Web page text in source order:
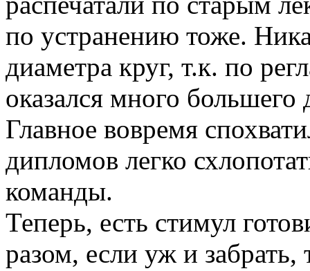
по устранению тоже.
диаметра круг, т.к. по
оказался много большего
Главное вовремя
дипломов легко
команды.
Теперь, есть стимул
разом, если уж и забрать,